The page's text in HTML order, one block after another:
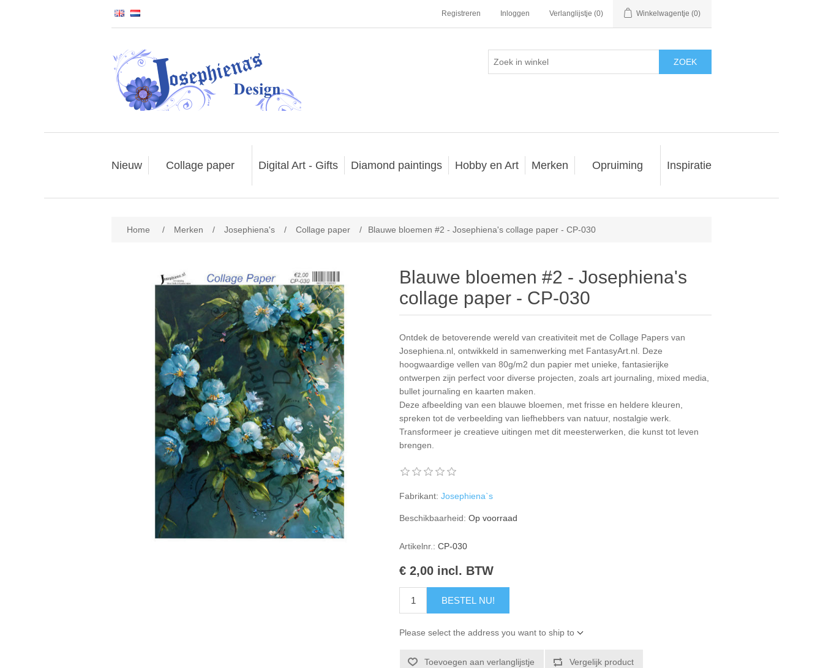
Registreren Inloggen Verlanglijstje (0) Winkelwagentje (0)
ZOEK
Nieuw Collage paper Digital Art - Gifts Diamond paintings Hobby en Art Merken Opruiming Inspiratie
Home / Merken / Josephiena's / Collage paper / Blauwe bloemen #2 - Josephiena's collage paper - CP-030
Blauwe bloemen #2 - Josephiena's
collage paper - CP-030
Ontdek de betoverende wereld van creativiteit met de Collage Papers van
Josephiena.nl, ontwikkeld in samenwerking met FantasyArt.nl. Deze
hoogwaardige vellen van 80g/m2 dun papier met unieke, fantasierijke
ontwerpen zijn perfect voor diverse projecten, zoals art journaling, mixed media,
bullet journaling en kaarten maken.
Deze afbeelding van een blauwe bloemen, met frisse en heldere kleuren,
spreken tot de verbeelding van liefhebbers van natuur, nostalgie werk.
Transformeer je creatieve uitingen met dit meesterwerken, die kunst tot leven
brengen.
Fabrikant: Josephiena`s
Beschikbaarheid: Op voorraad
Artikelnr.: CP-030
€ 2,00 incl. BTW
BESTEL NU!
Please select the address you want to ship to
Toevoegen aan verlanglijstje Vergelijk product